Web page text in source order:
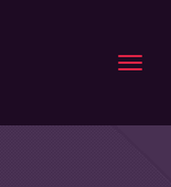
Menu